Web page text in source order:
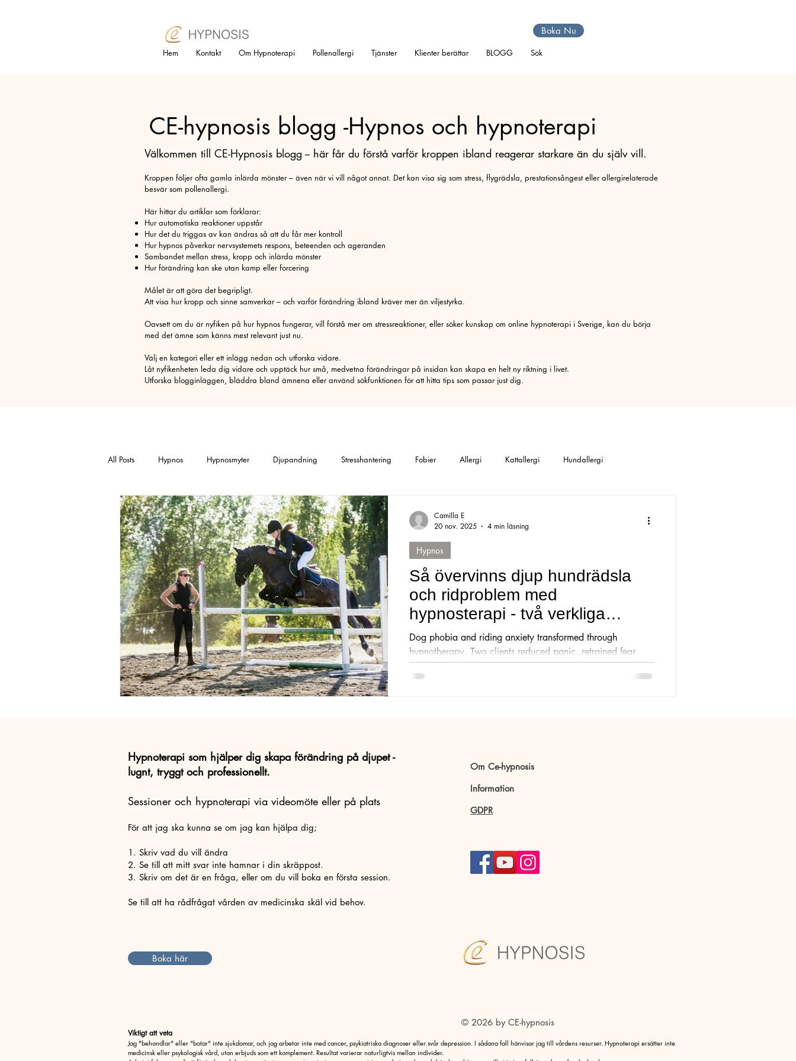
Hem Kontakt Om Hypnoterapi Pollenallergi Tjänster Klienter berättar BLOGG Sök
Boka Nu
CE-hypnosis blogg -Hypnos och hypnoterapi
Välkommen till CE-Hypnosis blogg -- här får du förstå varför kroppen ibland reagerar starkare än du själv vill.
Kroppen följer ofta gamla inlärda mönster – även när vi vill något annat. Det kan visa sig som stress, flygrädsla, prestationsångest eller allergirelaterade
besvär som pollenallergi.
Här hittar du artiklar som förklarar:
Hur automatiska reaktioner uppstår
Hur det du triggas av kan ändras så att du får mer kontroll
Hur hypnos påverkar nervsystemets respons, beteenden och ageranden
Sambandet mellan stress, kropp och inlärda mönster
Hur förändring kan ske utan kamp eller forcering
Målet är att göra det begripligt.
Att visa hur kropp och sinne samverkar – och varför förändring ibland kräver mer än viljestyrka.
Oavsett om du är nyfiken på hur hypnos fungerar, vill förstå mer om stressreaktioner, eller söker kunskap om online hypnoterapi i Sverige, kan du börja
med det ämne som känns mest relevant just nu.
Välj en kategori eller ett inlägg nedan och utforska vidare.
Låt nyfikenheten leda dig vidare och upptäck hur små, medvetna förändringar på insidan kan skapa en helt ny riktning i livet.
Utforska blogginläggen, bläddra bland ämnena eller använd sökfunktionen för att hitta tips som passar just dig.
All Posts Hypnos Hypnosmyter Djupandning Stresshantering Fobier Allergi Kattallergi Hundallergi
Pälsdjursallergi Sorg Pollenallergi Gräsallergi Fobi
Utbrändhet Presentkort Depression Tips ilska aggression
Smärtlindring placebo Sjukvård Tandläkarskräck
Så övervinns djup hundrädsla
och ridproblem med
hypnosterapi - två verkliga
klientberättelser
Dog phobia and riding anxiety transformed through
hypnotherapy. Two clients reduced panic, retrained fear
patterns and regained calm, control and confidence making
their lives so much better.
Hypnos
Camilla E
20 nov. 2025
4 min läsning
Hypnoterapi som hjälper dig skapa förändring på djupet -
lugnt, tryggt och professionellt.
Sessioner och hypnoterapi via videomöte eller på plats
För att jag ska kunna se om jag kan hjälpa dig;
1. Skriv vad du vill ändra
2. Se till att mitt svar inte hamnar i din skräppost.
3. Skriv om det är en fråga, eller om du vill boka en första session.
Se till att ha rådfrågat vården av medicinska skäl vid behov.​
Boka här
Om Ce-hypnosis
Information
GDPR
© 2026 by CE-hypnosis
Viktigt att veta
Jag "behandlar" eller "botar" inte sjukdomar, och jag arbetar inte med cancer, psykiatriska diagnoser eller svår depression. I sådana fall hänvisar jag till vårdens resurser. Hypnoterapi ersätter inte
medicinsk eller psykologisk vård, utan erbjuds som ett komplement. Resultat varierar naturligtvis mellan individer.